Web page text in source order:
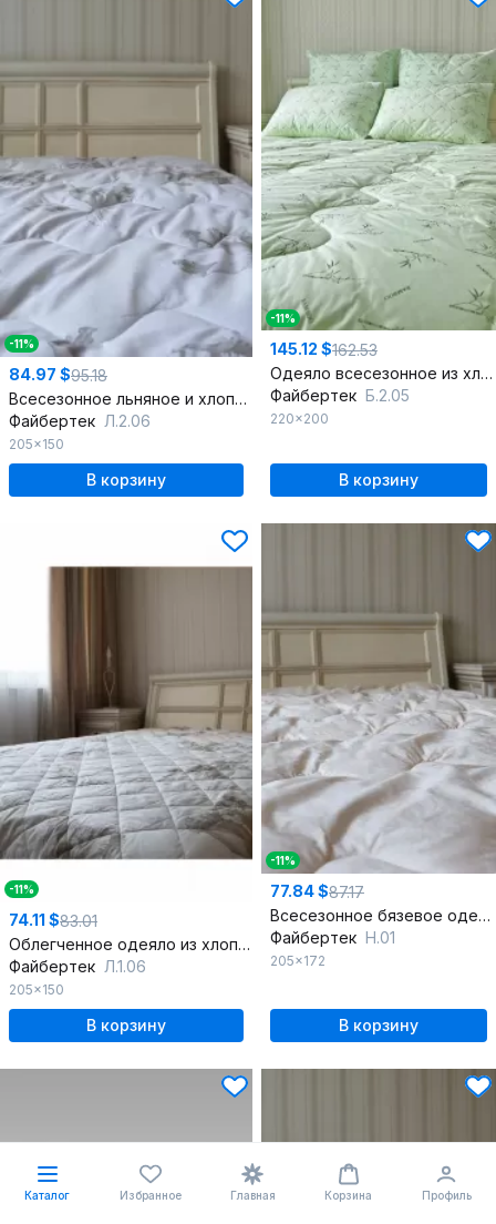
-11%
84.97 $95.18
Всесезонное льняное и хлопковое одеяло 205х150
Файбертек Л.2.06
205x150
В корзину
-11%
145.12 $162.53
Одеяло всесезонное из хлопка и бамбука 200х220
Файбертек Б.2.05
220x200
В корзину
-11%
74.11 $83.01
Облегченное одеяло из хлопка и льняного волокна
Файбертек Л.1.06
205x150
В корзину
-11%
77.84 $87.17
Всесезонное бязевое одеяло из хлопка 205х172
Файбертек Н.01
205x172
В корзину
Каталог Избранное Главная Корзина Профиль